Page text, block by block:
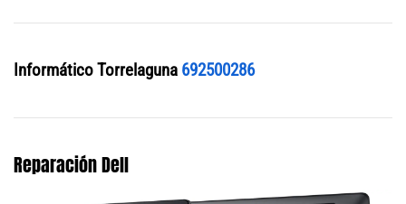
Informático Torrelaguna 692500286
Reparación Dell